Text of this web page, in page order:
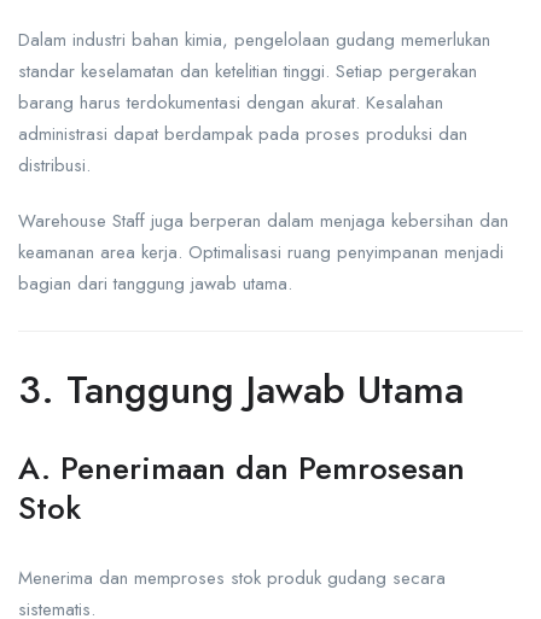
Dalam industri bahan kimia, pengelolaan gudang memerlukan
standar keselamatan dan ketelitian tinggi. Setiap pergerakan
barang harus terdokumentasi dengan akurat. Kesalahan
administrasi dapat berdampak pada proses produksi dan
distribusi.
Warehouse Staff juga berperan dalam menjaga kebersihan dan
keamanan area kerja. Optimalisasi ruang penyimpanan menjadi
bagian dari tanggung jawab utama.
3. Tanggung Jawab Utama
A. Penerimaan dan Pemrosesan
Stok
Menerima dan memproses stok produk gudang secara
sistematis.